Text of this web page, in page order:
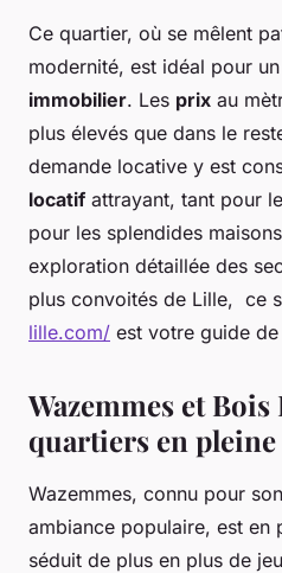
Ce quartier, où se mêlent
modernité, est idéal pour un
immobilier. Les prix au
plus élevés que dans le
demande locative y est
locatifattrayant, tant pour
pour les splendides
exploration détaillée des
plus convoités de Lille, ce
lille.com/ est votre guide
Wazemmes et Bois
quartiers en
Wazemmes, connu pour
ambiance populaire, est en
séduit de plus en plus de